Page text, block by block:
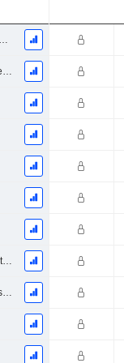
en circulation à la date de dépôt
ECS Total des actions ordinaires en circulation
Dette relative aux contrats de location
Code comptable - Valorisation des stocks